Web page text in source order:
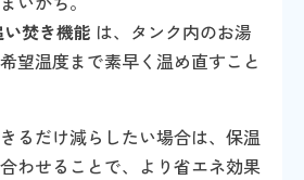
い焚き機能 は、タンク内のお湯
望温度まで素早く温め直すこと
るだけ減らしたい場合は、保温
わせることで、より省エネ効果